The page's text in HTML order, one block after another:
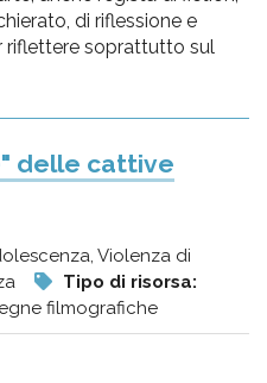
di riflessione e
riflettere soprattutto sul
delle cattive
Violenza di
Tipo di risorsa:
filmografiche